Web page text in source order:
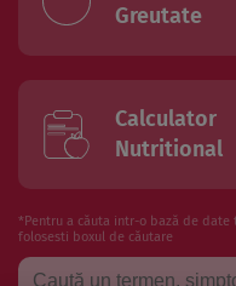
Greutate
Calculator
Nutritional
*Pentru a căuta intr-o bază de date
folosesti boxul de căutare